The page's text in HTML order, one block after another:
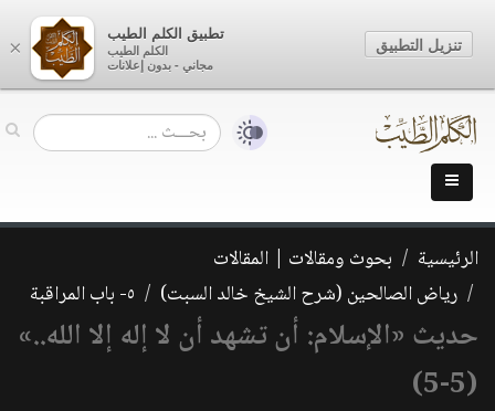
الرئيسية
بحوث ومقالات | المقالات
رياض الصالحين (شرح الشيخ خالد السبت)
٥- باب المراقبة
حديث «الإسلام: أن تشهد أن لا إله إلا الله..»
(5-5)
×
تطبيق الكلم الطيب
الكلم الطيب
مجاني - بدون إعلانات
تنزيل التطبيق